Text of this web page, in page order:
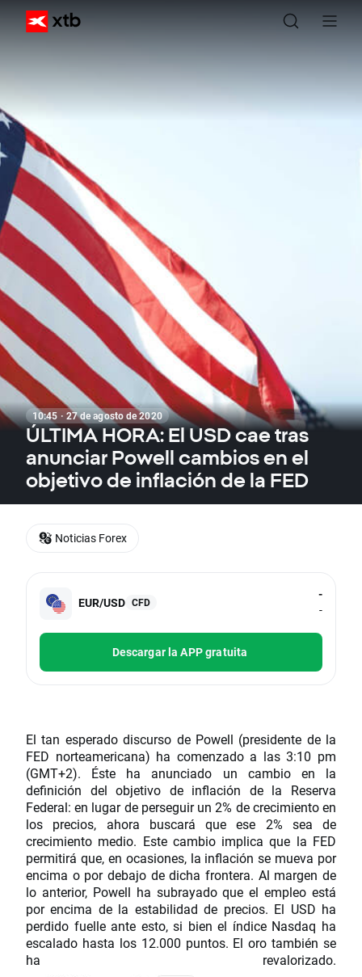
10:45 · 27 de agosto de 2020
ÚLTIMA HORA: El USD cae tras
anunciar Powell cambios en el
objetivo de inflación de la FED
EUR/USD CFD
-
-
Descargar la APP gratuita
El tan esperado discurso de Powell (presidente de la
FED norteamericana) ha comenzado a las 3:10 pm
(GMT+2). Éste ha anunciado un cambio en la
definición del objetivo de inflación de la Reserva
Federal: en lugar de perseguir un 2% de crecimiento en
los precios, ahora buscará que ese 2% sea de
crecimiento medio. Este cambio implica que la FED
permitirá que, en ocasiones, la inflación se mueva por
encima o por debajo de dicha frontera. Al margen de
lo anterior, Powell ha subrayado que el empleo está
por encima de la estabilidad de precios. El USD ha
perdido fuelle ante esto, si bien el índice Nasdaq ha
escalado hasta los 12.000 puntos. El oro también se
ha revalorizado.
Noticias Forex